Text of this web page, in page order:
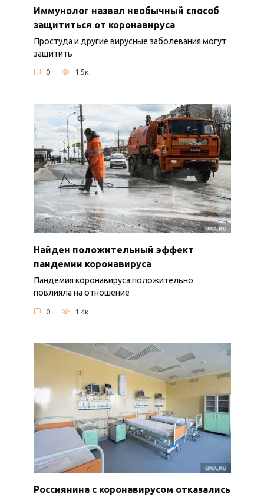
Иммунолог назвал необычный способ
защититься от коронавируса
Простуда и другие вирусные заболевания могут
защитить
0 1.5к.
Найден положительный эффект
пандемии коронавируса
Пандемия коронавируса положительно
повлияла на отношение
0 1.4к.
Россиянина с коронавирусом отказались